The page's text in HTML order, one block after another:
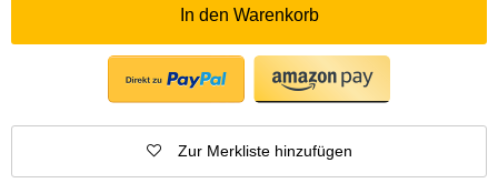
In den Warenkorb
Zur Merkliste hinzufügen